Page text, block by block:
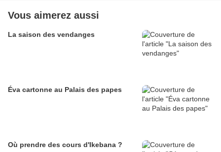
Vous aimerez aussi
La saison des vendanges
Éva cartonne au Palais des papes
Où prendre des cours d'Ikebana ?